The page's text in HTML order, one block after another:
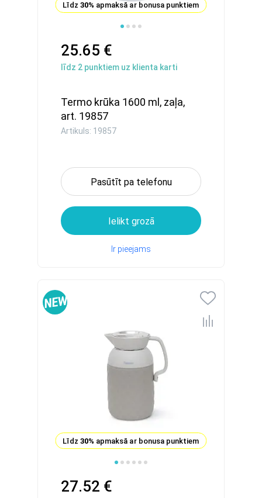
Līdz 30% apmaksā ar bonusa punktiem
25.65 €
līdz 2 punktiem uz klienta karti
Termo krūka 1600 ml, zaļa,
art. 19857
Artikuls: 19857
Pasūtīt pa telefonu
Ielikt grozā
Ir pieejams
Līdz 30% apmaksā ar bonusa punktiem
27.52 €